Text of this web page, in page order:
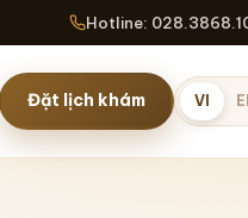
Hotline:
Đặt lịch khám VI